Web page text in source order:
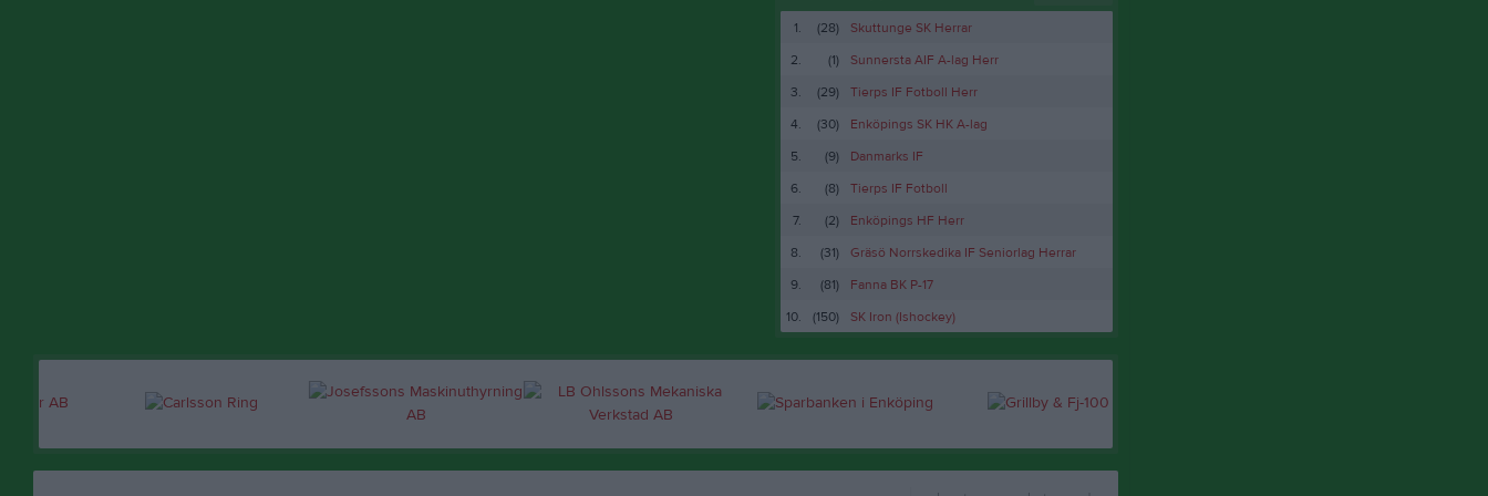
1. (28)
Skuttunge SK Herrar
2.
(1)
Sunnersta AIF A-lag Herr
3.
(29)
Tierps IF Fotboll Herr
4.
(30)
Enköpings SK HK A-lag
5.
(9)
Danmarks IF
6.
(8)
Tierps IF Fotboll
7.
(2)
Enköpings HF Herr
8.
(31)
Gräsö Norrskedika IF Seniorlag Herrar
9.
(81)
Fanna BK P-17
10.
(150) SK Iron (Ishockey)